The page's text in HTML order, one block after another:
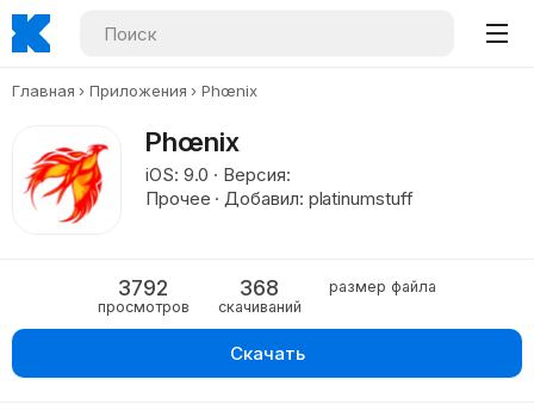
Главная Приложения Phœnix
Phœnix
iOS: 9.0 · Версия:
Прочее · Добавил: platinumstuff
3792
просмотров
368
скачиваний
размер файла
Скачать